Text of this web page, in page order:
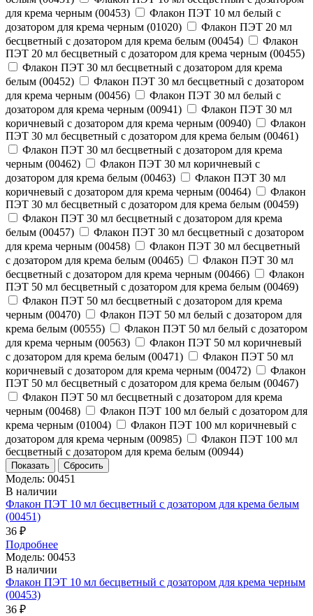
для крема черным (00453)
Флакон ПЭТ 10 мл белый с
дозатором для крема черным (01020)
Флакон ПЭТ 20 мл
бесцветный с дозатором для крема белым (00454)
Флакон
ПЭТ 20 мл бесцветный с дозатором для крема черным (00455)
Флакон ПЭТ 30 мл бесцветный с дозатором для крема
белым (00452)
Флакон ПЭТ 30 мл бесцветный с дозатором
для крема черным (00456)
Флакон ПЭТ 30 мл белый с
дозатором для крема черным (00941)
Флакон ПЭТ 30 мл
коричневый с дозатором для крема черным (00940)
Флакон
ПЭТ 30 мл бесцветный с дозатором для крема белым (00461)
Флакон ПЭТ 30 мл бесцветный с дозатором для крема
черным (00462)
Флакон ПЭТ 30 мл коричневый с
дозатором для крема белым (00463)
Флакон ПЭТ 30 мл
коричневый с дозатором для крема черным (00464)
Флакон
ПЭТ 30 мл бесцветный с дозатором для крема белым (00459)
Флакон ПЭТ 30 мл бесцветный с дозатором для крема
белым (00457)
Флакон ПЭТ 30 мл бесцветный с дозатором
для крема черным (00458)
Флакон ПЭТ 30 мл бесцветный
с дозатором для крема белым (00465)
Флакон ПЭТ 30 мл
бесцветный с дозатором для крема черным (00466)
Флакон
ПЭТ 50 мл бесцветный с дозатором для крема белым (00469)
Флакон ПЭТ 50 мл бесцветный с дозатором для крема
черным (00470)
Флакон ПЭТ 50 мл белый с дозатором для
крема белым (00555)
Флакон ПЭТ 50 мл белый с дозатором
для крема черным (00563)
Флакон ПЭТ 50 мл коричневый
с дозатором для крема белым (00471)
Флакон ПЭТ 50 мл
коричневый с дозатором для крема черным (00472)
Флакон
ПЭТ 50 мл бесцветный с дозатором для крема белым (00467)
Флакон ПЭТ 50 мл бесцветный с дозатором для крема
черным (00468)
Флакон ПЭТ 100 мл белый с дозатором для
крема черным (01004)
Флакон ПЭТ 100 мл коричневый с
дозатором для крема черным (00985)
Флакон ПЭТ 100 мл
бесцветный с дозатором для крема белым (00944)
Модель: 00451
В наличии
Флакон ПЭТ 10 мл бесцветный с дозатором для крема белым
(00451)
36 ₽
Подробнее
Модель: 00453
В наличии
Флакон ПЭТ 10 мл бесцветный с дозатором для крема черным
(00453)
36 ₽